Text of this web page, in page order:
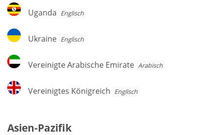
Uganda
Uganda Englisch
Ukraine
Ukraine Englisch
Vereinigte
Arabische
Vereinigte Arabische Emirate Arabisch
Vereinigtes
Königreich
Vereinigtes Königreich Englisch
Asien-Pazifik